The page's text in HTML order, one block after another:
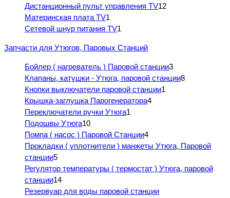
Дистанционный пульт управления TV12
Материнская плата TV1
Сетевой шнур питания TV1
Запчасти для Утюгов, Паровых Станций
Бойлер ( нагреватель ) Паровой станции3
Клапаны, катушки - Утюга, паровой станции8
Кнопки выключатели паровой станции1
Крышка-заглушка Парогенератора4
Переключатели ручки Утюга1
Подошвы Утюга10
Помпа ( насос ) Паровой Станции4
Прокладки ( уплотнители ) манжеты Утюга, Паровой
станции5
Регулятор температуры ( термостат ) Утюга, паровой
станции14
Резервуар для воды паровой станции